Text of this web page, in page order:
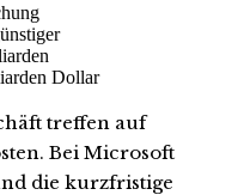
Dollar
treffen auf
Bei Microsoft
die kurzfristige